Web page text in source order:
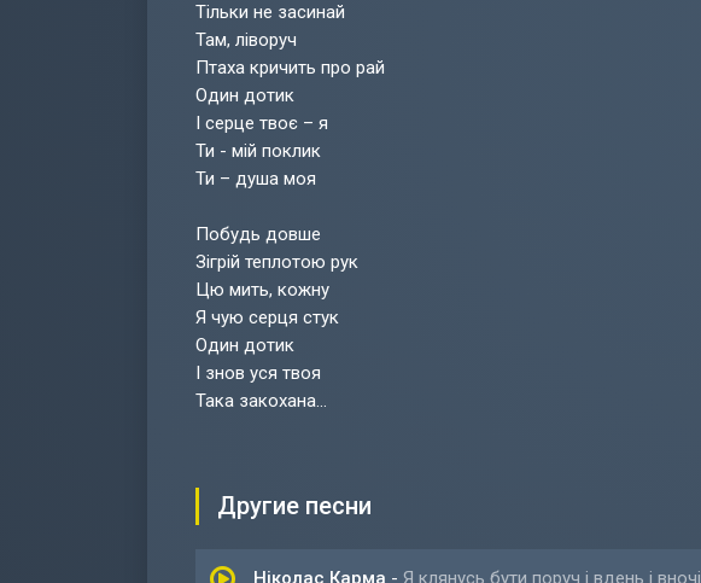
Тільки не засинай
Там, ліворуч
Птаха кричить про рай
Один дотик
І серце твоє – я
Ти - мій поклик
Ти – душа моя
Побудь довше
Зігрій теплотою рук
Цю мить, кожну
Я чую серця стук
Один дотик
І знов уся твоя
Така закохана...
Другие песни
Ніколас Карма - Я клянусь бути поруч і вдень і вночі